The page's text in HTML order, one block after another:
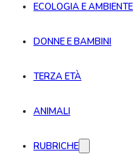
ECOLOGIA E AMBIENTE
DONNE E BAMBINI
TERZA ETÀ
ANIMALI
RUBRICHE